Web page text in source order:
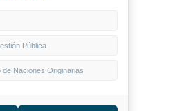
Pública
Naciones Originarias